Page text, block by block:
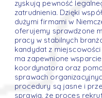
zyskują pewność
zatrudnienia. Dzięki
dużymi firmami w
oferujemy sprawdzone
pracy w stabilnych
kandydat z miejscowości
ma zapewnione wsparcie
koordynatora oraz
sprawach
procedury są jasne i
sprawia, że proces